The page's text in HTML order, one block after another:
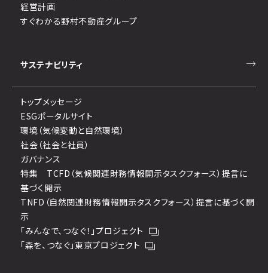
経営計画
すぐわかる野村不動産グループ
サステナビリティ
トップメッセージ
ESGポータルサイト
環境（気候変動と自然環境）
社会（社会と社員）
ガバナンス
特集 TCFD（気候関連財務情報開示タスクフォース）提言に
基づく開示
TNFD（自然関連財務情報開示タスクフォース）提言に基づく開
示
「みんなで、つなぐ！」プロジェクト
「森を、つなぐ」東京プロジェクト